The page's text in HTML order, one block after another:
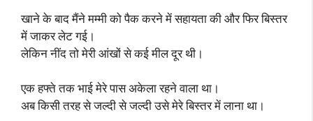
खाने के बाद मैंने मम्मी को पैक करने में सहायता की और फिर बिस्तर
में जाकर लेट गई।
लेकिन नींद तो मेरी आंखों से कई मील दूर थी।
एक हफ्ते तक भाई मेरे पास अकेला रहने वाला था।
अब किसी तरह से जल्दी से जल्दी उसे मेरे बिस्तर में लाना था।